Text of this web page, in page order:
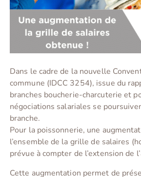
Dans le cadre de la nouvelle
commune (IDCC 3254), issue du
branches boucherie-charcuterie et
négociations salariales se
branche.
Pour la poissonnerie, une
l’ensemble de la grille de salaires
prévue à compter de l’extension de
Cette augmentation permet de